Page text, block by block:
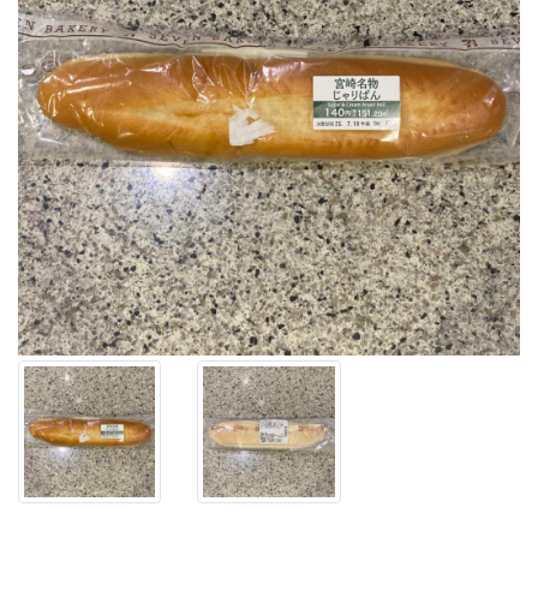
ン
コ
ー
ナ
ー
で
見
つ
け
た
【宮
崎
名
物